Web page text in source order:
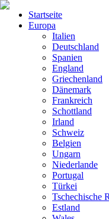
Startseite
Europa
Italien
Deutschland
Spanien
England
Griechenland
Dänemark
Frankreich
Schottland
Irland
Schweiz
Belgien
Ungarn
Niederlande
Portugal
Türkei
Tschechische
Estland